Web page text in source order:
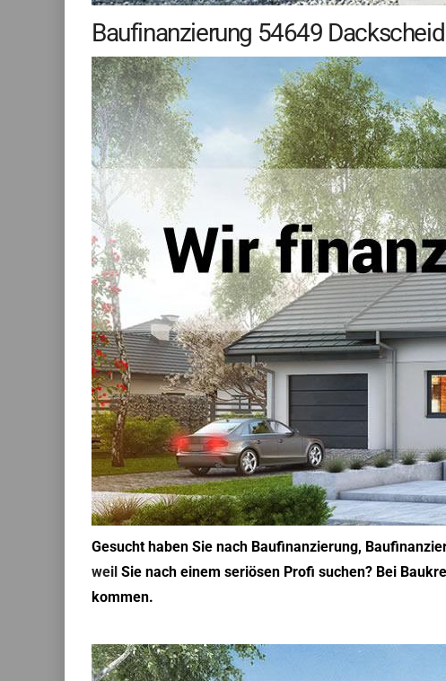
Baufinanzierung 54649
Gesucht haben Sie nach Baufinanzierung,
weil Sie nach einem seriösen Profi suchen? Bei
kommen.